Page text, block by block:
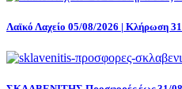
Λαϊκό Λαχείο 05/08/2026 | Κλήρωση